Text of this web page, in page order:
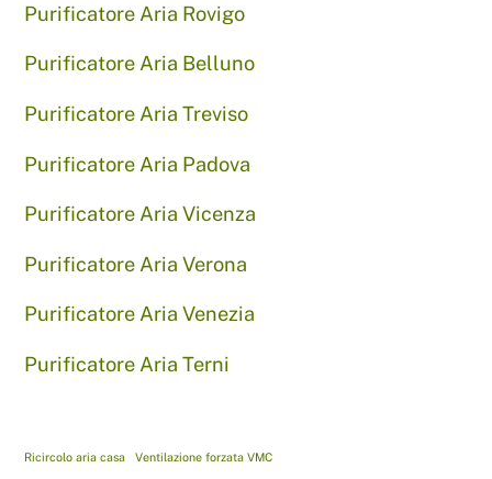
Purificatore Aria Rovigo
Purificatore Aria Belluno
Purificatore Aria Treviso
Purificatore Aria Padova
Purificatore Aria Vicenza
Purificatore Aria Verona
Purificatore Aria Venezia
Purificatore Aria Terni
Ricircolo aria casa Ventilazione forzata VMC